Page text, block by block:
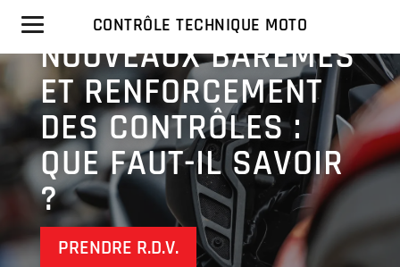
CONTRÔLE TECHNIQUE MOTO
PROVENCE
NOUVEAUX BARÈMES
ET RENFORCEMENT
DES CONTRÔLES :
QUE FAUT-IL SAVOIR
?
PRENDRE R.D.V.